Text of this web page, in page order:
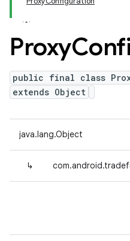
Proxy
public final class
extends Object
java.lang.Object
↳